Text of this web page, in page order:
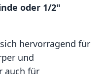
oder 1/2"
hervorragend für
und
auch für